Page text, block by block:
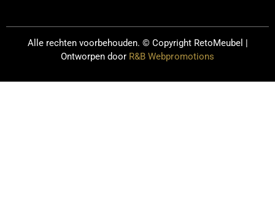
Alle rechten voorbehouden. © Copyright RetoMeubel |
Ontworpen door R&B Webpromotions